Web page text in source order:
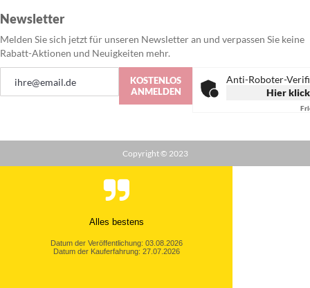
Newsletter
Melden Sie sich jetzt für unseren Newsletter an und verpassen Sie keine
Rabatt-Aktionen und Neuigkeiten mehr.
zum
KOSTENLOS
ANMELDEN
Anti-Roboter-
Hier
Copyright © 2023
Alles bestens
Datum der Veröffentlichung: 03.08.2026
Datum der Kauferfahrung: 27.07.2026